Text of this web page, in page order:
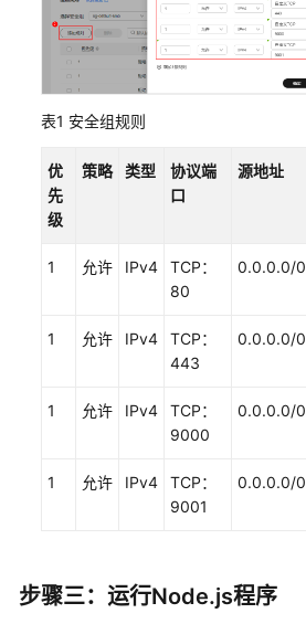
表1 安全组规则
优
先
级
策略 类型
协议端
口
源地址
1 允许 IPv4
TCP：
80
0.0.0.0/0
1 允许 IPv4
TCP：
443
0.0.0.0/0
1 允许 IPv4
TCP：
9000
0.0.0.0/0
1 允许 IPv4
TCP：
9001
0.0.0.0/0
步骤三：运行Node.js程序